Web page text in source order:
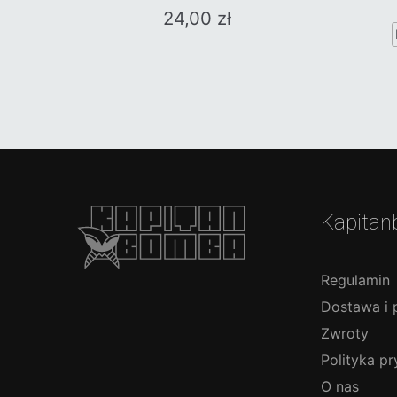
24,00 zł
Regulamin
Dostawa i
Zwroty
Polityka
O nas